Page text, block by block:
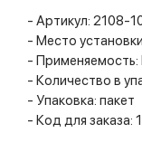
- Артикул: 2108-
- Место
- Применяемость:
- Количество в
- Упаковка: пакет
- Код для заказа: